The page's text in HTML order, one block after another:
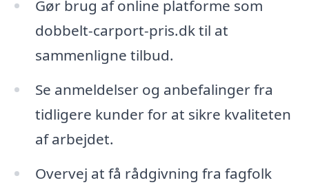
Gør brug af online platforme som
dobbelt-carport-pris.dk til at
sammenligne tilbud.
Se anmeldelser og anbefalinger fra
tidligere kunder for at sikre kvaliteten
af arbejdet.
Overvej at få rådgivning fra fagfolk